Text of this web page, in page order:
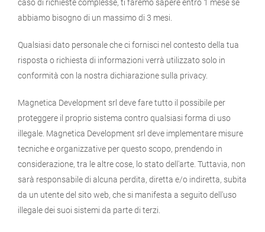
caso di richieste complesse, ti faremo sapere entro 1 mese se
abbiamo bisogno di un massimo di 3 mesi.
Qualsiasi dato personale che ci fornisci nel contesto della tua
risposta o richiesta di informazioni verrà utilizzato solo in
conformità con la nostra dichiarazione sulla privacy.
Magnetica Development srl deve fare tutto il possibile per
proteggere il proprio sistema contro qualsiasi forma di uso
illegale. Magnetica Development srl deve implementare misure
tecniche e organizzative per questo scopo, prendendo in
considerazione, tra le altre cose, lo stato dell'arte. Tuttavia, non
sarà responsabile di alcuna perdita, diretta e/o indiretta, subita
da un utente del sito web, che si manifesta a seguito dell'uso
illegale dei suoi sistemi da parte di terzi.